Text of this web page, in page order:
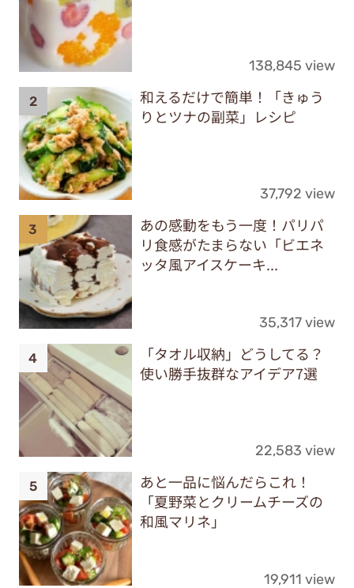
138,845 view
和えるだけで簡単！「きゅう
りとツナの副菜」レシピ
37,792 view
あの感動をもう一度！パリパ
リ食感がたまらない「ビエネ
ッタ風アイスケーキ...
35,317 view
「タオル収納」どうしてる？
使い勝手抜群なアイデア7選
22,583 view
あと一品に悩んだらこれ！
「夏野菜とクリームチーズの
和風マリネ」
19,911 view